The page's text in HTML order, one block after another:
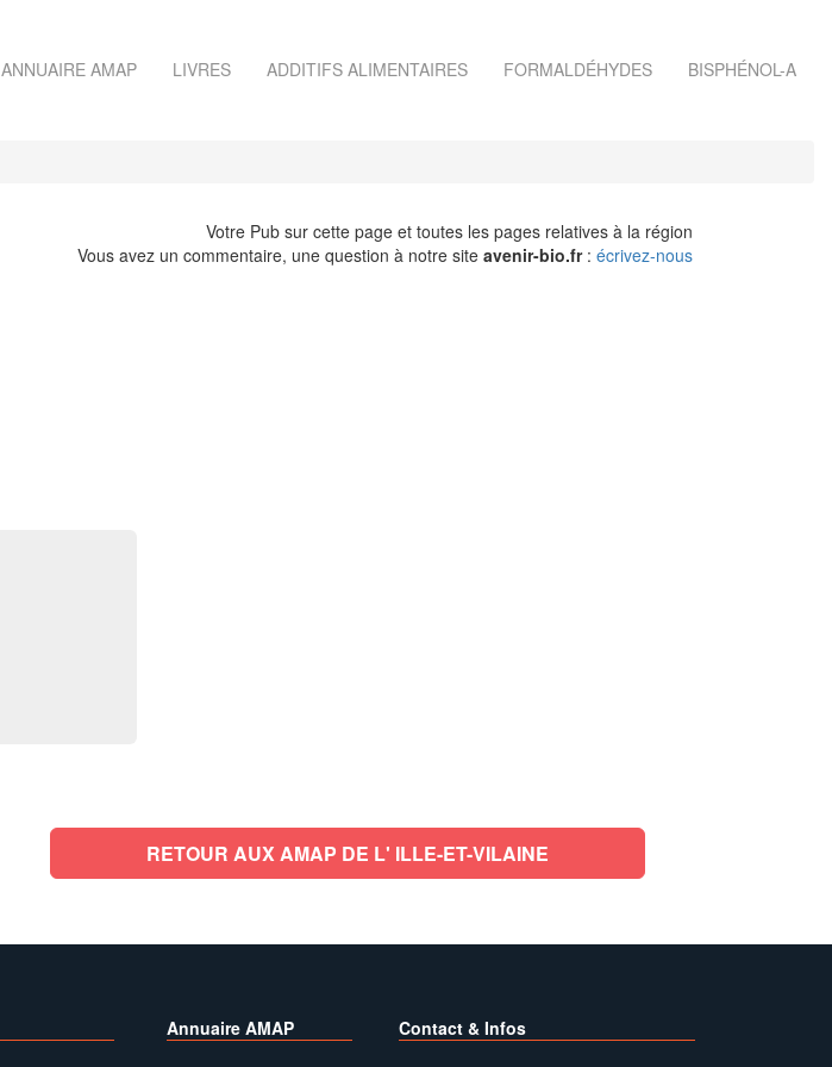
ANNUAIRE AMAP LIVRES ADDITIFS ALIMENTAIRES FORMALDÉHYDES BISPHÉNOL-A
Votre Pub sur cette page et toutes les pages relatives à la région
Vous avez un commentaire, une question à notre site avenir-bio.fr: écrivez-nous
RETOUR AUX AMAP DE L' ILLE-ET-VILAINE
Annuaire AMAP Contact & Infos